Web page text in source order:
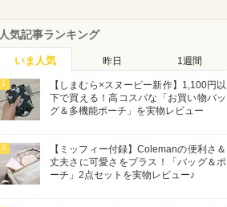
人気記事ランキング
いま人気 昨日 1週間
1
【しまむら×スヌーピー新作】1,100円以
下で買える！高コスパな「お買い物バッ
グ＆多機能ポーチ」を実物レビュー
2
【ミッフィー付録】Colemanの便利さ＆
丈夫さに可愛さをプラス！「バッグ＆ポ
ーチ」2点セットを実物レビュー♪